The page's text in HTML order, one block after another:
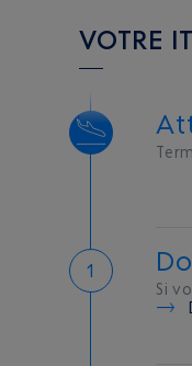
VOTRE
Si